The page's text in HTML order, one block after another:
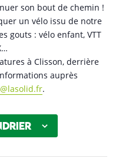
son bout de chemin !
un vélo issu de notre
gouts : vélo enfant, VTT
à Clisson, derrière
auprès
.